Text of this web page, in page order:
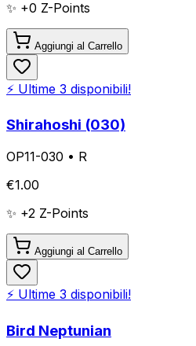
✨ +0 Z-Points
Aggiungi al Carrello
⚡ Ultime 3 disponibili!
Shirahoshi (030)
OP11-030 • R
€1.00
✨ +2 Z-Points
Aggiungi al Carrello
⚡ Ultime 3 disponibili!
Bird Neptunian